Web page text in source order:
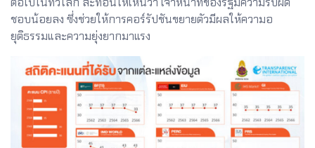
ชอบน้อยลง ซึ่งช่วยให้การคอร์รัปชันขยายตัวมีผลให้ความอ
ยุติธรรมและความยุ่งยากมาแรง